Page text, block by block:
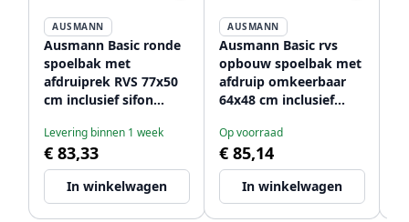
AUSMANN
Ausmann Basic ronde
spoelbak met
afdruiprek RVS 77x50
cm inclusief sifon
Levering binnen 1 week
€ 83,33
In winkelwagen
AUSMANN
Ausmann Basic rvs
opbouw spoelbak met
afdruip omkeerbaar
64x48 cm inclusief
Op voorraad
€ 85,14
In winkelwagen